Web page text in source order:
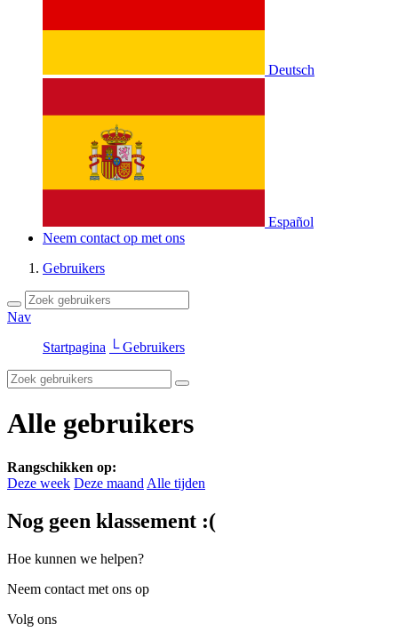
Deutsch
Español
Neem contact op met ons
Gebruikers
Nav
Startpagina └ Gebruikers
Alle gebruikers
Rangschikken op:
Deze week Deze maand Alle tijden
Nog geen klassement :(
Hoe kunnen we helpen?
Neem contact met ons op
Volg ons